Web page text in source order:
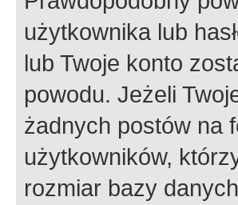
użytkownika lub
lub Twoje konto
powodu. Jeżeli
żadnych postów na
użytkowników,
rozmiar bazy